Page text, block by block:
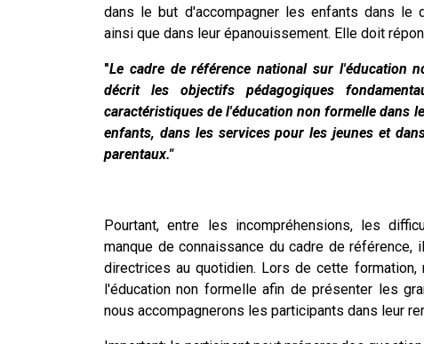
dans le but d'accompagner les enfants dans le
ainsi que dans leur épanouissement. Elle doit
"Le cadre de référence national sur l'éducation
décrit les objectifs pédagogiques
caractéristiques de l'éducation non formelle dans
enfants, dans les services pour les jeunes et
parentaux."
Pourtant, entre les incompréhensions, les
manque de connaissance du cadre de
directrices au quotidien. Lors de cette
l'éducation non formelle afin de présenter les
nous accompagnerons les participants dans leur